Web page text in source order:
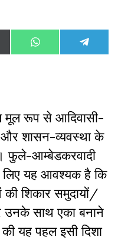
Share
on
WhatsAppShare
on
मूल रूप से आदिवासी-
और शासन-व्यवस्था के
फुले-आम्बेडकरवादी
लिए यह आवश्यक है कि
की शिकार समुदायों/
उनके साथ एका बनाने
यह पहल इसी दिशा